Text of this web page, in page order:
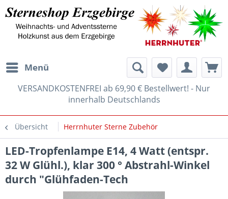
Menü
VERSANDKOSTENFREI ab 69,90 € Bestellwert! - Nur
innerhalb Deutschlands
Übersicht Herrnhuter Sterne Zubehör
LED-Tropfenlampe E14, 4 Watt (entspr.
32 W Glühl.), klar 300 ° Abstrahl-Winkel
durch "Glühfaden-Tech